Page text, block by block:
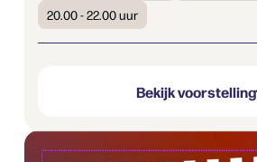
20.00 - 22.00 uur
Bekijk voorstelling